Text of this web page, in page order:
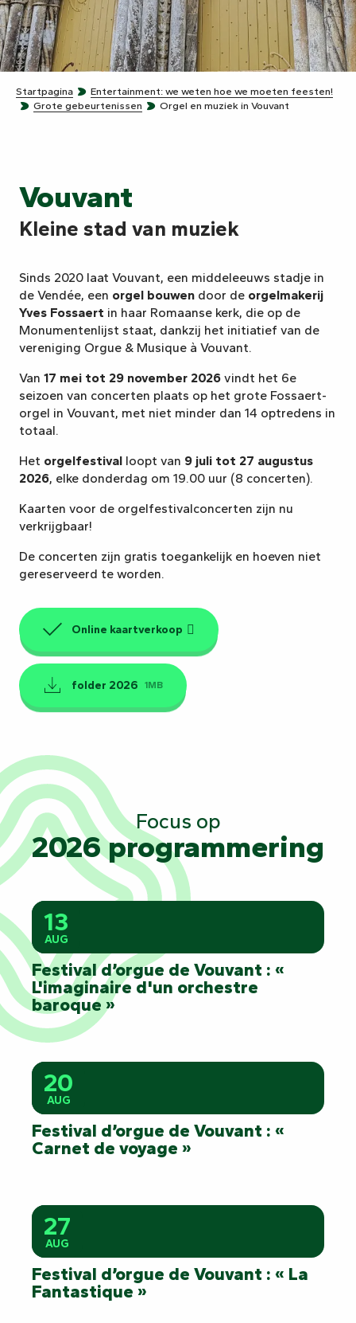
Startpagina
Entertainment: we weten hoe we moeten feesten!
Grote gebeurtenissen
Orgel en muziek in Vouvant
Vouvant
Kleine stad van muziek
Sinds 2020 laat Vouvant, een middeleeuws stadje in
de Vendée, een orgel bouwen door de orgelmakerij
Yves Fossaert in haar Romaanse kerk, die op de
Monumentenlijst staat, dankzij het initiatief van de
vereniging Orgue & Musique à Vouvant.
Van 17 mei tot 29 november 2026 vindt het 6e
seizoen van concerten plaats op het grote Fossaert-
orgel in Vouvant, met niet minder dan 14 optredens in
totaal.
Het orgelfestival loopt van 9 juli tot 27 augustus
2026, elke donderdag om 19.00 uur (8 concerten).
Kaarten voor de orgelfestivalconcerten zijn nu
verkrijgbaar!
De concerten zijn gratis toegankelijk en hoeven niet
gereserveerd te worden.
Online kaartverkoop
folder 2026 1MB
Focus op
2026 programmering
13
AUG
Festival d’orgue de Vouvant : «
L'imaginaire d'un orchestre
baroque »
20
AUG
Festival d’orgue de Vouvant : «
Carnet de voyage »
27
AUG
Festival d’orgue de Vouvant : « La
Fantastique »